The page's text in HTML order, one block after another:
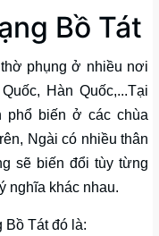
Bồ Tát
phụng ở nhiều nơi
Hàn Quốc,...Tại
phổ biến ở các chùa
Ngài có nhiều thân
sẽ biến đổi tùy từng
nghĩa khác nhau.
Tát đó là: